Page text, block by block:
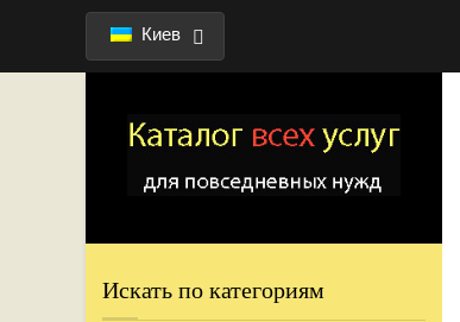
Киев
Искать по категориям